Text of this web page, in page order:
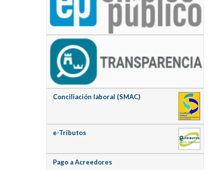
Conciliación laboral (SMAC)
e-Tributos
Pago a Acreedores